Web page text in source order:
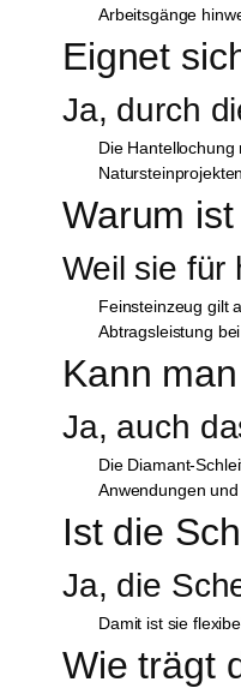
Arbeitsgänge
Eignet
Ja, durch
Die
Warum
Weil sie für
Feinsteinzeug gilt
Abtragsleistung
Kann
Ja, auch
Die Diamant-
Anwendungen und
Ist die
Ja, die
Damit ist sie
Wie trägt